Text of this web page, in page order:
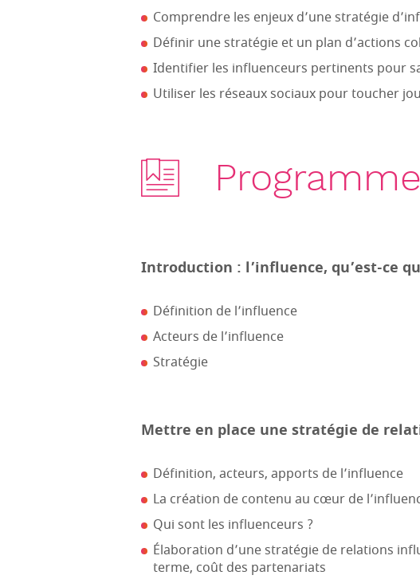
Comprendre les enjeux d’une stratégie
Définir une stratégie et un plan d’actions
Identifier les influenceurs pertinents pour
Utiliser les réseaux sociaux pour toucher
Programme
Introduction : l’influence, qu’est-ce
Définition de l’influence
Acteurs de l’influence
Stratégie
Mettre en place une stratégie de
Définition, acteurs, apports de l’influence
La création de contenu au cœur de
Qui sont les influenceurs ?
Élaboration d’une stratégie de relations
terme, coût des partenariats